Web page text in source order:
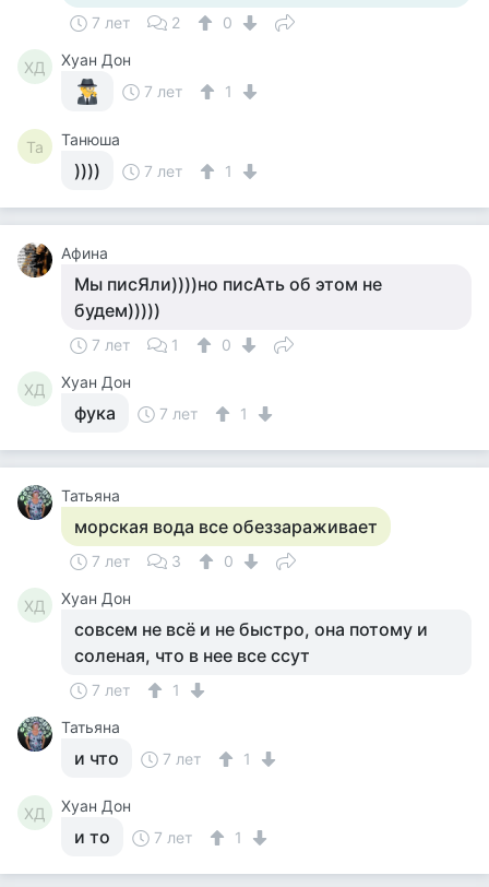
7 лет 2 0
ХД
Хуан Дон
7 лет
1
Та Танюша
)))) 7 лет 1
Афина
Мы писЯли))))но писАть об этом не
будем)))))
7 лет 1 0
ХД Хуан Дон
фука 7 лет 1
Татьяна
морская вода все обеззараживает
7 лет 3 0
ХД Хуан Дон
совсем не всё и не быстро, она потому и
соленая, что в нее все ссут
7 лет
1
Татьяна
и что 7 лет 1
ХД Хуан Дон
и то 7 лет 1